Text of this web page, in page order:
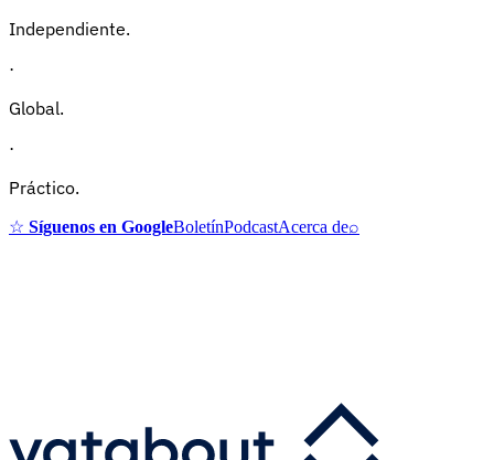
Independiente.
·
Global.
·
Práctico.
☆ Síguenos en GoogleBoletínPodcastAcerca de⌕